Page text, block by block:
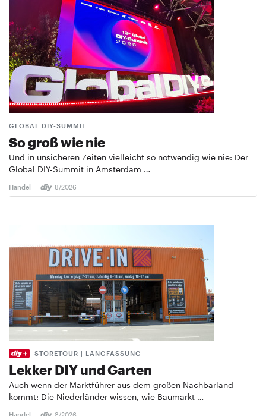
GLOBAL DIY-SUMMIT
So groß wie nie
Und in unsicheren Zeiten vielleicht so notwendig wie nie: Der
Global DIY-Summit in Amsterdam …
Handel 8/2026
STORETOUR | LANGFASSUNG
Lekker DIY und Garten
Auch wenn der Marktführer aus dem großen Nachbarland
kommt: Die Niederländer wissen, wie Baumarkt …
Handel 8/2026